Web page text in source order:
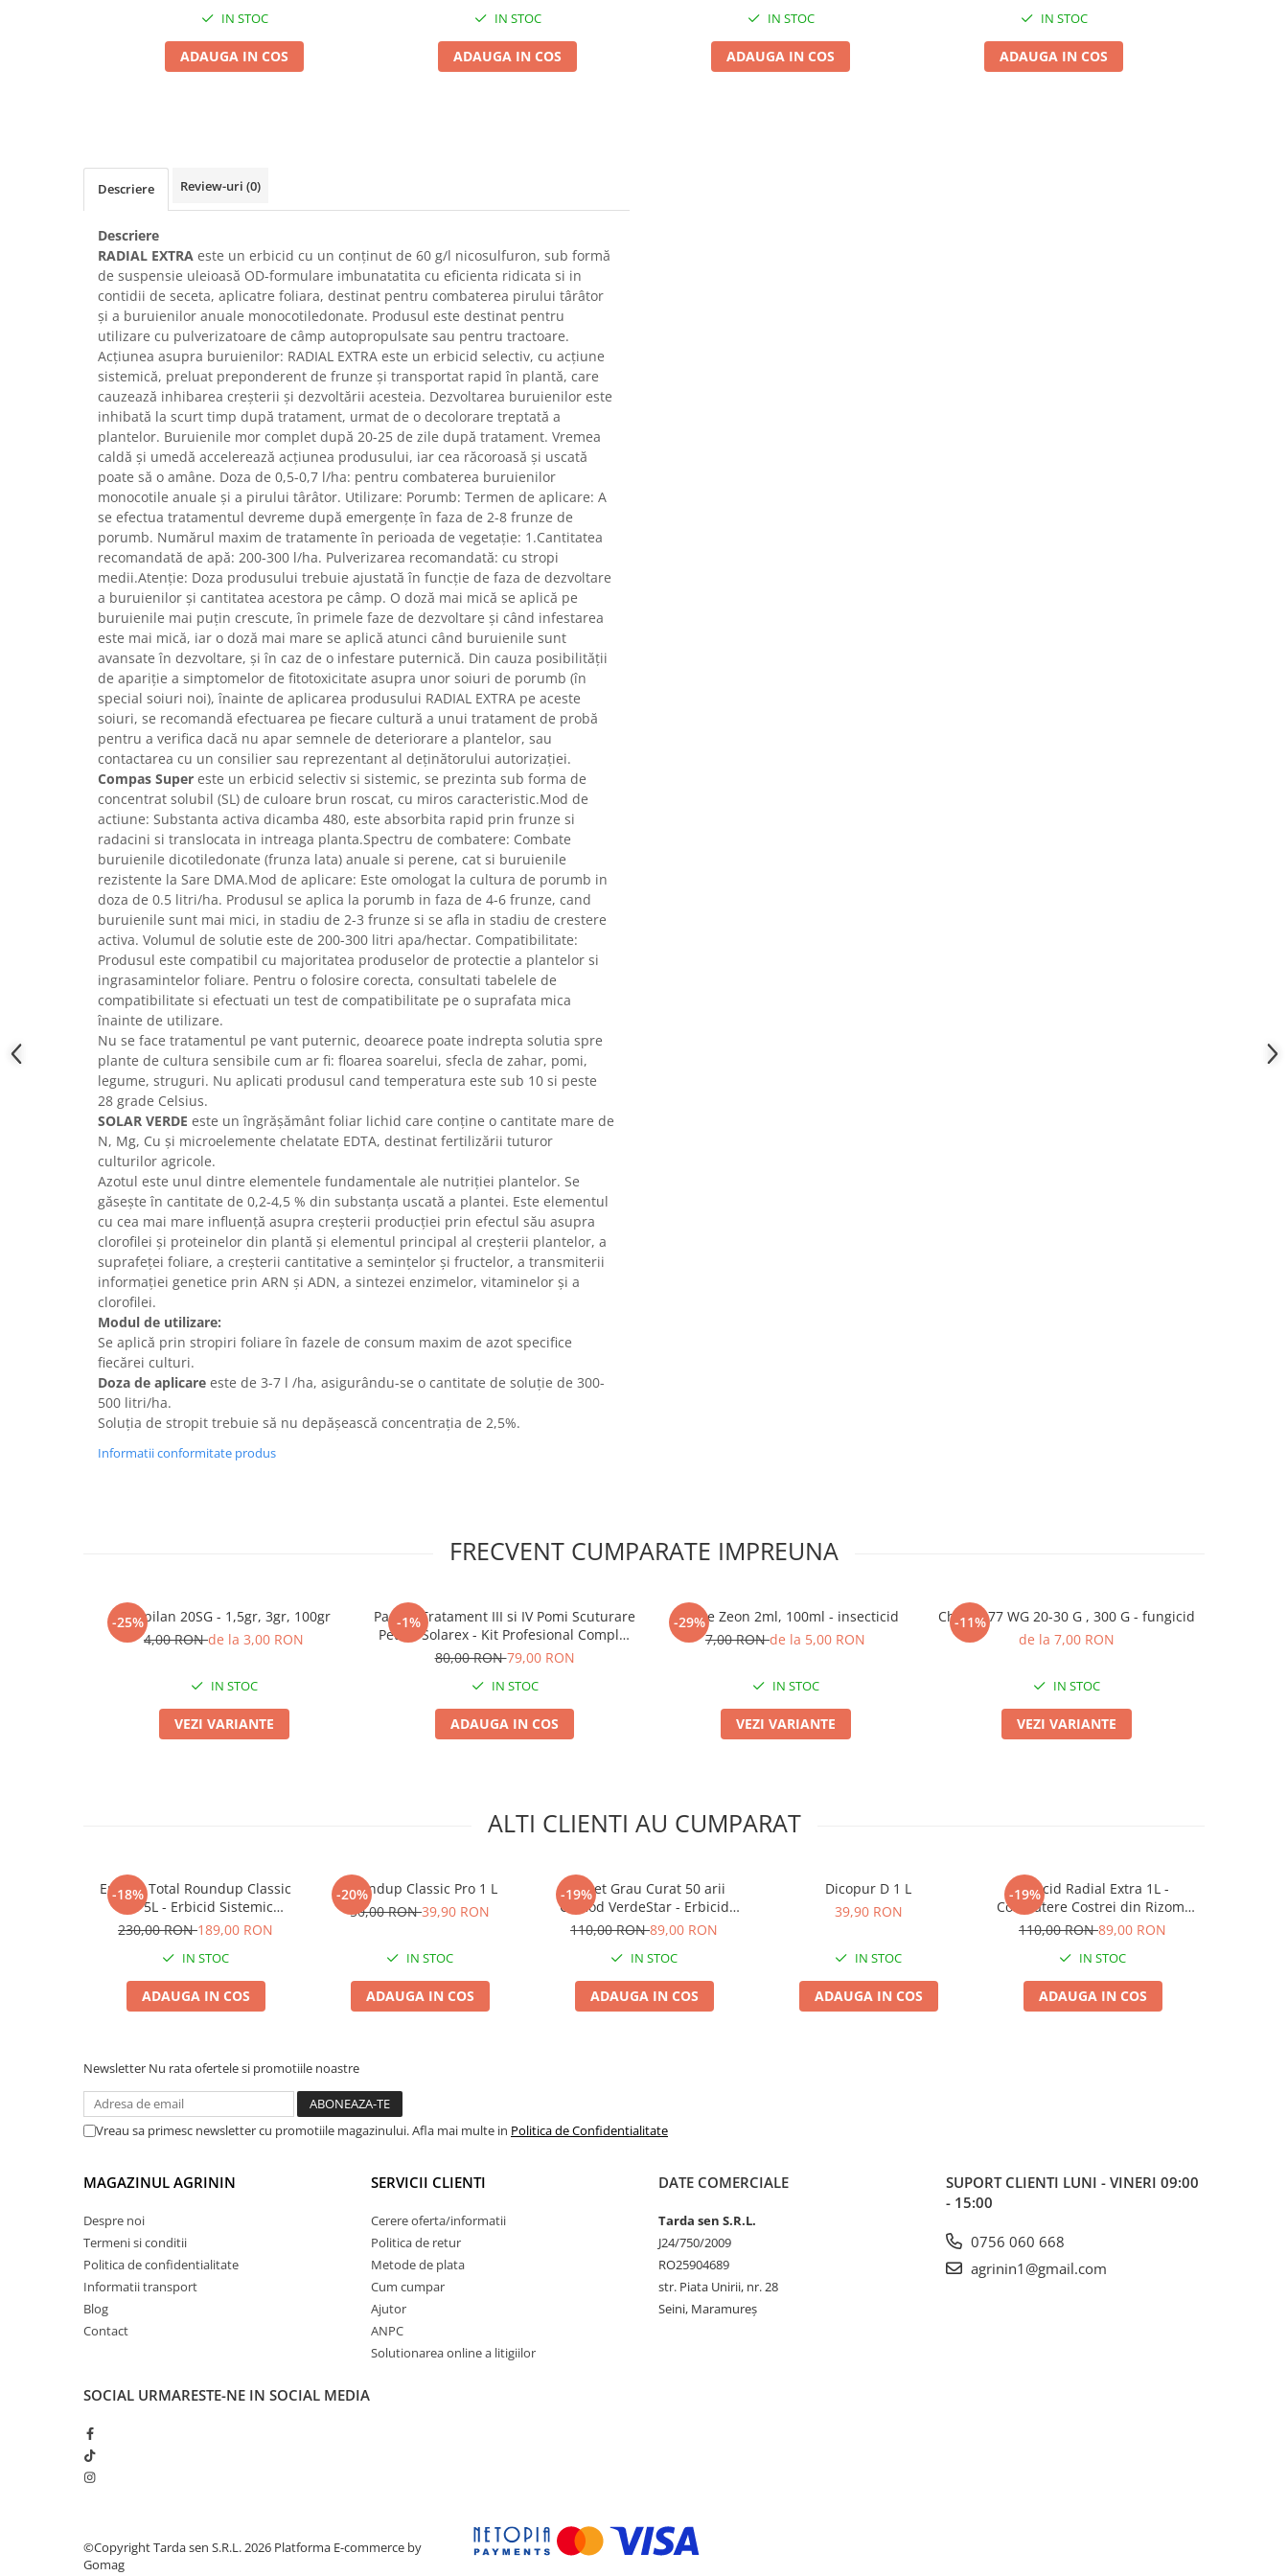
Seminte plante aromatice
Seminte sfecla
Seminte telina
Seminte Vinete
Seminte zucchini
Seminte Legume Profesionale
Seminte pentru germinare
Seminte trifoi
Tratamente repaus vegetativ
Ingrasaminte plante
Ingrasaminte plante
Ingrasaminte plante - CUTIE / KG
Ingrasaminte plante - ECOLOGICE
Ingrasaminte plante - FLORI
Ingrasaminte plante - FLORI - GEL
Casa, Gradina
Accesorii agricole
Accesorii gard electric
Accesorii irigat
Araci/ Suporti plante
Candele / Rezerve / Lumanari
Carabine/ carlige
Diverse casa si gradina
Diverse depozitare
Echipament protectie gradina
Fir/Ata de legat
Furtun / banda / tub
Motofierastrau / Drujba
Pila motofierastrau / drujba
Plasa de umbrire
Pompa de apa curata/murdara
Pompa de stropit
Spray si intretinere
Baros / Ciocan / Topor
Discuri debitare
Discuri motocoasa
Feronerie si accesorii
Fierastraie manuale
Flexuri si Polizoare
Gresor / Decalimetru
Hranitoare/ Adapatoare
Lant motofierastrau / drujba
Masca de sudura & accesori
Motocoasa
Motocoasa si consumabile /
Scule de mana
Scule electrice
IN STOC
ADAUGA IN COS
IN STOC
ADAUGA IN COS
IN STOC
ADAUGA IN COS
IN STOC
ADAUGA IN COS
Descriere Review-uri (0)
Descriere
RADIAL EXTRA este un erbicid cu un conţinut de 60 g/l nicosulfuron, sub formă
de suspensie uleioasă OD-formulare imbunatatita cu eficienta ridicata si in
contidii de seceta, aplicatre foliara, destinat pentru combaterea pirului târâtor
şi a buruienilor anuale monocotiledonate. Produsul este destinat pentru
utilizare cu pulverizatoare de câmp autopropulsate sau pentru tractoare.
Acţiunea asupra buruienilor: RADIAL EXTRA este un erbicid selectiv, cu acţiune
sistemică, preluat preponderent de frunze şi transportat rapid în plantă, care
cauzează inhibarea creşterii şi dezvoltării acesteia. Dezvoltarea buruienilor este
inhibată la scurt timp după tratament, urmat de o decolorare treptată a
plantelor. Buruienile mor complet după 20-25 de zile după tratament. Vremea
caldă şi umedă accelerează acţiunea produsului, iar cea răcoroasă şi uscată
poate să o amâne. Doza de 0,5-0,7 l/ha: pentru combaterea buruienilor
monocotile anuale şi a pirului târâtor. Utilizare: Porumb: Termen de aplicare: A
se efectua tratamentul devreme după emergenţe în faza de 2-8 frunze de
porumb. Numărul maxim de tratamente în perioada de vegetaţie: 1.Cantitatea
recomandată de apă: 200-300 l/ha. Pulverizarea recomandată: cu stropi
medii.Atenţie: Doza produsului trebuie ajustată în funcţie de faza de dezvoltare
a buruienilor şi cantitatea acestora pe câmp. O doză mai mică se aplică pe
buruienile mai puţin crescute, în primele faze de dezvoltare şi când infestarea
este mai mică, iar o doză mai mare se aplică atunci când buruienile sunt
avansate în dezvoltare, şi în caz de o infestare puternică. Din cauza posibilităţii
de apariţie a simptomelor de fitotoxicitate asupra unor soiuri de porumb (în
special soiuri noi), înainte de aplicarea produsului RADIAL EXTRA pe aceste
soiuri, se recomandă efectuarea pe fiecare cultură a unui tratament de probă
pentru a verifica dacă nu apar semnele de deteriorare a plantelor, sau
contactarea cu un consilier sau reprezentant al deţinătorului autorizaţiei.
Compas Super este un erbicid selectiv si sistemic, se prezinta sub forma de
concentrat solubil (SL) de culoare brun roscat, cu miros caracteristic.Mod de
actiune: Substanta activa dicamba 480, este absorbita rapid prin frunze si
radacini si translocata in intreaga planta.Spectru de combatere: Combate
buruienile dicotiledonate (frunza lata) anuale si perene, cat si buruienile
rezistente la Sare DMA.Mod de aplicare: Este omologat la cultura de porumb in
doza de 0.5 litri/ha. Produsul se aplica la porumb in faza de 4-6 frunze, cand
buruienile sunt mai mici, in stadiu de 2-3 frunze si se afla in stadiu de crestere
activa. Volumul de solutie este de 200-300 litri apa/hectar. Compatibilitate:
Produsul este compatibil cu majoritatea produselor de protectie a plantelor si
ingrasamintelor foliare. Pentru o folosire corecta, consultati tabelele de
compatibilitate si efectuati un test de compatibilitate pe o suprafata mica
înainte de utilizare.
Nu se face tratamentul pe vant puternic, deoarece poate indrepta solutia spre
plante de cultura sensibile cum ar fi: floarea soarelui, sfecla de zahar, pomi,
legume, struguri. Nu aplicati produsul cand temperatura este sub 10 si peste
28 grade Celsius.
SOLAR VERDE este un îngrăşământ foliar lichid care conţine o cantitate mare de
N, Mg, Cu şi microelemente chelatate EDTA, destinat fertilizării tuturor
culturilor agricole.
Azotul este unul dintre elementele fundamentale ale nutriţiei plantelor. Se
găseşte în cantitate de 0,2-4,5 % din substanţa uscată a plantei. Este elementul
cu cea mai mare influenţă asupra creşterii producţiei prin efectul său asupra
clorofilei şi proteinelor din plantă şi elementul principal al creşterii plantelor, a
suprafeţei foliare, a creşterii cantitative a seminţelor şi fructelor, a transmiterii
informaţiei genetice prin ARN şi ADN, a sintezei enzimelor, vitaminelor şi a
clorofilei.
Modul de utilizare:
Se aplică prin stropiri foliare în fazele de consum maxim de azot specifice
fiecărei culturi.
Doza de aplicare este de 3-7 l /ha, asigurându-se o cantitate de soluţie de 300-
500 litri/ha.
Soluţia de stropit trebuie să nu depăşească concentraţia de 2,5%.
Informatii conformitate produs
FRECVENT CUMPARATE IMPREUNA
-25%
Mospilan 20SG - 1,5gr, 3gr, 100gr
4,00 RONde la 3,00 RON
IN STOC
VEZI VARIANTE
-1%
Pachet Tratament III si IV Pomi Scuturare
Petale Solarex - Kit Profesional Complet
pentru 100L Apa
80,00 RON79,00 RON
IN STOC
ADAUGA IN COS
-29%
Karate Zeon 2ml, 100ml - insecticid
7,00 RONde la 5,00 RON
IN STOC
VEZI VARIANTE
-11%
Champ 77 WG 20-30 G , 300 G - fungicid
de la 7,00 RON
IN STOC
VEZI VARIANTE
ALTI CLIENTI AU CUMPARAT
-18%
Erbicid Total Roundup Classic
Pro 5L - Erbicid Sistemic
Neselectiv pentru Buruieni cu
230,00 RON189,00 RON
IN STOC
ADAUGA IN COS
-20%
Roundup Classic Pro 1 L
50,00 RON39,90 RON
IN STOC
ADAUGA IN COS
-19%
Pachet Grau Curat 50 arii
Comod VerdeStar - Erbicid
Fungicid si Ingrasamant Foliar
110,00 RON89,00 RON
IN STOC
ADAUGA IN COS
Dicopur D 1 L
39,90 RON
IN STOC
ADAUGA IN COS
-19%
Erbicid Radial Extra 1L -
Combatere Costrei din Rizomi
in Cultura de Porumb
110,00 RON89,00 RON
IN STOC
ADAUGA IN COS
Newsletter Nu rata ofertele si promotiile noastre
Vreau sa primesc newsletter cu promotiile magazinului. Afla mai multe in Politica de Confidentialitate
MAGAZINUL AGRININ
Despre noi
Termeni si conditii
Politica de confidentialitate
Informatii transport
Blog
Contact
SERVICII CLIENTI
Cerere oferta/informatii
Politica de retur
Metode de plata
Cum cumpar
Ajutor
ANPC
Solutionarea online a litigiilor
DATE COMERCIALE
Tarda sen S.R.L.
J24/750/2009
RO25904689
str. Piata Unirii, nr. 28
Seini, Maramureş
SUPORT CLIENTI LUNI - VINERI 09:00
- 15:00
0756 060 668
agrinin1@gmail.com
SOCIAL URMARESTE-NE IN SOCIAL MEDIA
©Copyright Tarda sen S.R.L. 2026 Platforma E-commerce by
Gomag